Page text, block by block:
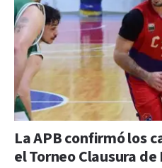
La APB confirmó los
el Torneo Clausura